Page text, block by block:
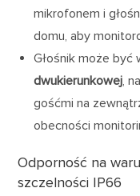
mikrofonem i
domu, aby
Głośnik może
dwukierunkowej,
gośćmi na
obecności
Odporność na
szczelności IP66